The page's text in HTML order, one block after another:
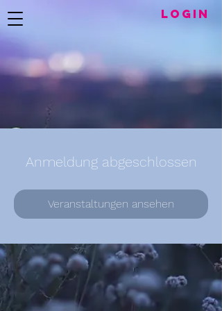
LogIN
Anmeldung abgeschlossen
Veranstaltungen ansehen